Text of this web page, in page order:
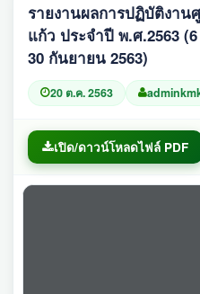
รายงานผลการปฏิบัติงาน
แก้ว ประจำปี พ.ศ.2563
30 กันยายน 2563)
20 ต.ค. 2563
เปิด/ดาวน์โหลดไฟล์ PDF